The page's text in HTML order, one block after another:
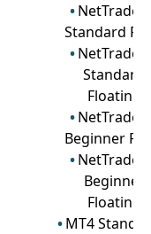
NetTradeX
Standard
NetTradeX
Standard
Floating
NetTradeX
Beginner
NetTradeX
Beginner
Floating
MT4